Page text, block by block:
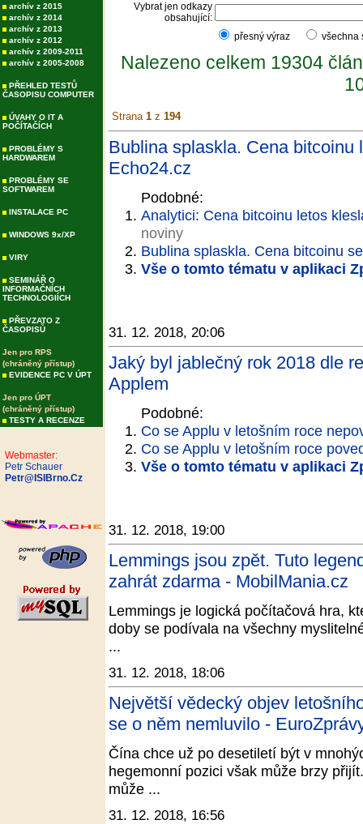
archív z 2015
archív z 2014
archív z 2013
archív z 2012
archív z 2009-2011
archív z 2005-2008
PŘEHLED TESTŮ
ČASOPISU COMPUTER
ÚVAHY O IT A
POČÍTAČÍCH
PROBLÉMY S
HARDWAREM
PROBLÉMY SE
SOFTWAREM
INSTALACE PC
WINDOWS 9x/XP
VIRY
SEMINÁŘ O
INFORMAČNÍCH
TECHNOLOGIÍCH
PŘEVZATO Z
ČASOPISŮ
Jen pro RPS
(chráněný přístup)
EVIDENCE PC V ÚPT
Jen pro ÚPT
(chráněný přístup)
TESTY A RECENZE
Webmaster:
Petr Schauer
Petr@ISIBrno.Cz
Vybrat jen odkazy
obsahující:
přesný výraz
Nalezeno celkem 19304
Strana 1 z 194
Bublina splaskla. Cena bitcoinu
Echo24.cz
Podobné:
Analytici: Cena bitcoinu letos
noviny
Bublina splaskla. Cena bitcoinu
Vše o tomto tématu v aplikaci
31. 12. 2018, 20:06
Jaký byl jablečný rok 2018 dle
Applem
Podobné:
Co se Applu v letošním roce
Co se Applu v letošním roce
Vše o tomto tématu v aplikaci
31. 12. 2018, 19:00
Lemmings jsou zpět. Tuto
zahrát zdarma - MobilMania.cz
Lemmings je logická počítačová hra,
doby se podívala na všechny
...
31. 12. 2018, 18:06
Největší vědecký objev
se o něm nemluvilo -
Čína chce už po desetiletí být v
hegemonní pozici však může brzy
může ...
31. 12. 2018, 16:56